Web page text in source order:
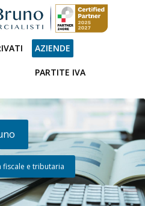
AZIENDE
PARTITE IVA
fiscale e tributaria